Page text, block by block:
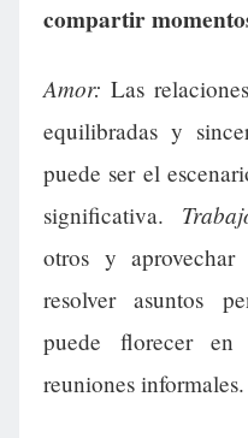
compartir
Amor: Las
equilibradas y
puede ser el
significativa.
otros y
resolver asuntos
puede florecer en
reuniones informales.